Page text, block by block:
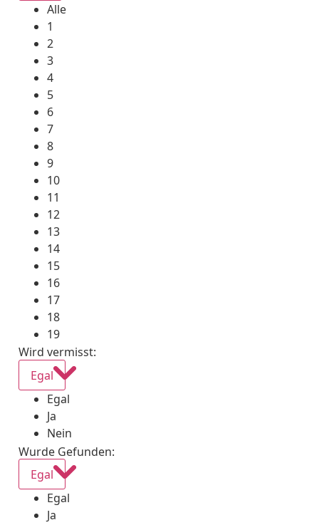
Alle
1
2
3
4
5
6
7
8
9
10
11
12
13
14
15
16
17
18
19
Wird vermisst:
Egal
Egal
Ja
Nein
Wurde Gefunden:
Egal
Egal
Ja